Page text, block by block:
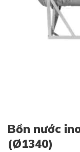
Bồn nước
(Ø1340)